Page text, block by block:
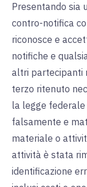
Presentando sia
contro-notifica
riconosce e
notifiche e
altri partecipanti
terzo ritenuto
la legge federale
falsamente e
materiale o
attività è stata
identificazione